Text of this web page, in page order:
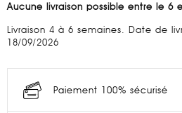
Aucune livraison possible entre le 6
Livraison 4 à 6 semaines. Date de
18/09/2026
Paiement 100% sécurisé